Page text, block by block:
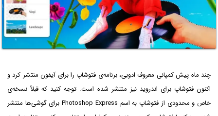
چند ماه پیش کمپانی معروف ادوبی، برنامه‌ی فتوشاپ را برای آیفون منتشر کرد و
اکنون فتوشاپ برای اندروید نیز منتشر شده است. توجه کنید که قبلاً نسخه‌ی
خاص و محدودی از فتوشاپ به اسم Photoshop Express برای گوشی‌ها منتشر